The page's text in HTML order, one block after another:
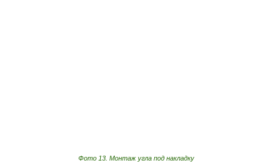
Фото 13. Монтаж угла под накладку